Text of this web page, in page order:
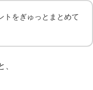
トをぎゅっとまとめて
、